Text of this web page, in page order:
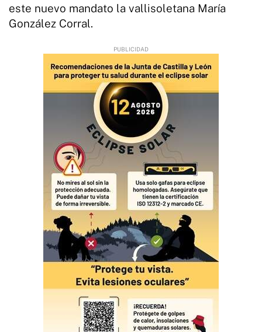
este nuevo mandato la vallisoletana María
González Corral.